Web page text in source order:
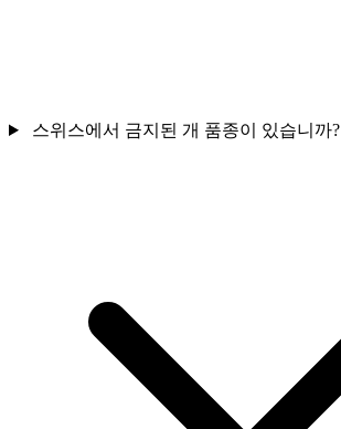
스위스에서 금지된 개 품종이 있습니까?